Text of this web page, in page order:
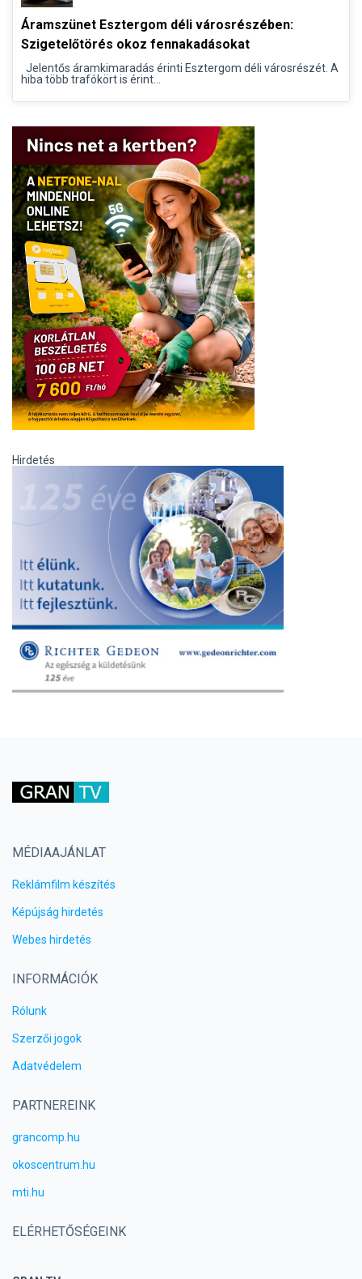
Áramszünet Esztergom déli városrészében:
Szigetelőtörés okoz fennakadásokat
Jelentős áramkimaradás érinti Esztergom déli városrészét. A
hiba több trafókört is érint...
Hirdetés
MÉDIAAJÁNLAT
Reklámfilm készítés
Képújság hirdetés
Webes hirdetés
INFORMÁCIÓK
Rólunk
Szerzői jogok
Adatvédelem
PARTNEREINK
grancomp.hu
okoscentrum.hu
mti.hu
ELÉRHETŐSÉGEINK